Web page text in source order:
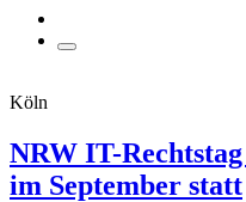
Köln
NRW IT-
im September statt